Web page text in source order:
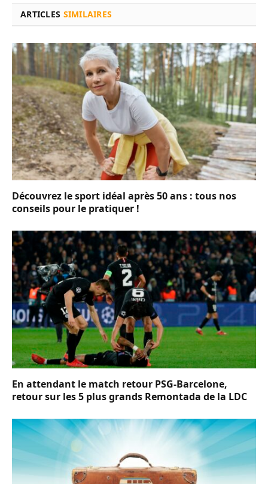
ARTICLES SIMILAIRES
Découvrez le sport idéal après 50 ans : tous nos
conseils pour le pratiquer !
En attendant le match retour PSG-Barcelone,
retour sur les 5 plus grands Remontada de la LDC